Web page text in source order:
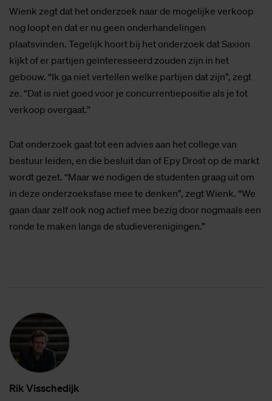
Wienk zegt dat het onderzoek naar de mogelijke verkoop
nog loopt en dat er nu geen onderhandelingen
plaatsvinden. Tegelijk hoort bij het onderzoek dat Saxion
kijkt of er partijen geïnteresseerd zouden zijn in het
gebouw. “Ik ga niet vertellen welke partijen dat zijn”, zegt
ze. “Dat is niet goed voor je concurrentiepositie als je tot
verkoop overgaat.”
Dat onderzoek gaat tot een advies aan het college van
bestuur leiden, en die besluit dan of Epy Drost op de markt
wordt gezet. “Maar we nodigen de studenten graag uit om
in deze onderzoeksfase mee te denken”, zegt Wienk. “We
gaan daar zelf ook nog actief mee bezig door nogmaals een
ronde te maken langs de studieverenigingen.”
Rik Vis­sche­dijk